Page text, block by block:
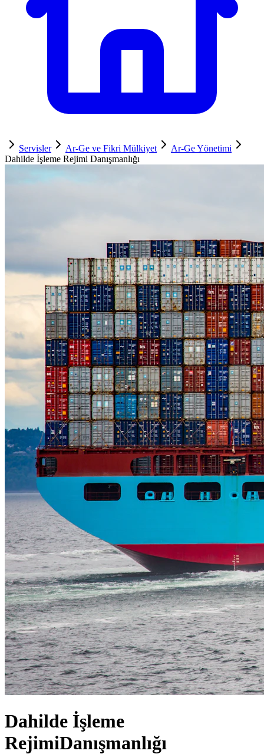
Servisler Ar-Ge ve Fikri Mülkiyet
Ar-Ge Yönetimi
Dahilde İşleme Rejimi Danışmanlığı
Dahilde İşleme
RejimiDanışmanlığı